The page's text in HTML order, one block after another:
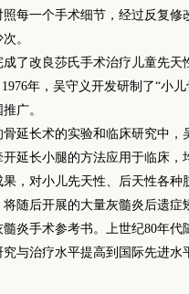
每一个手术细节，经过反复修
。
改良莎氏手术治疗儿童先天
年，吴守义开发研制了“小
广。
长术的实验和临床研究中，
延长小腿的方法应用于临床，
，对小儿先天性、后天性各
随后开展的大量灰髓炎后遗
炎手术参考书。上世纪80年代
与治疗水平提高到国际先进水